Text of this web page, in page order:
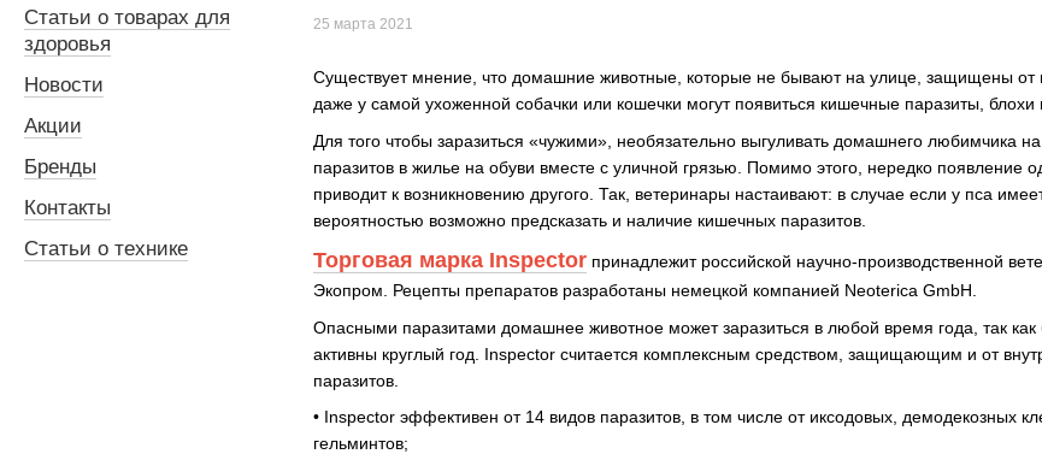
25 марта 2021
Существует мнение, что домашние животные, которые не бывают на улице, защищены от
даже у самой ухоженной собачки или кошечки могут появиться кишечные паразиты,
Для того чтобы заразиться «чужими», необязательно выгуливать домашнего любимчика
паразитов в жилье на обуви вместе с уличной грязью. Помимо этого, нередко появление
приводит к возникновению другого. Так, ветеринары настаивают: в случае если у пса
вероятностью возможно предсказать и наличие кишечных паразитов.
Торговая марка Inspector принадлежит российской научно-производственной
Экопром. Рецепты препаратов разработаны немецкой компанией Neoterica GmbH.
Опасными паразитами домашнее животное может заразиться в любой время года, так как
активны круглый год. Inspector считается комплексным средством, защищающим и от
паразитов.
• Inspector эффективен от 14 видов паразитов, в том числе от иксодовых, демодекозных
гельминтов;
Статьи о товарах для
здоровья
Новости
Акции
Бренды
Контакты
Статьи о технике